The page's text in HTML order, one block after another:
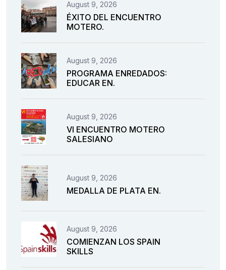
August 9, 2026
ÉXITO DEL ENCUENTRO
MOTERO.
August 9, 2026
PROGRAMA ENREDADOS:
EDUCAR EN.
August 9, 2026
VI ENCUENTRO MOTERO
SALESIANO
August 9, 2026
MEDALLA DE PLATA EN.
August 9, 2026
COMIENZAN LOS SPAIN
SKILLS